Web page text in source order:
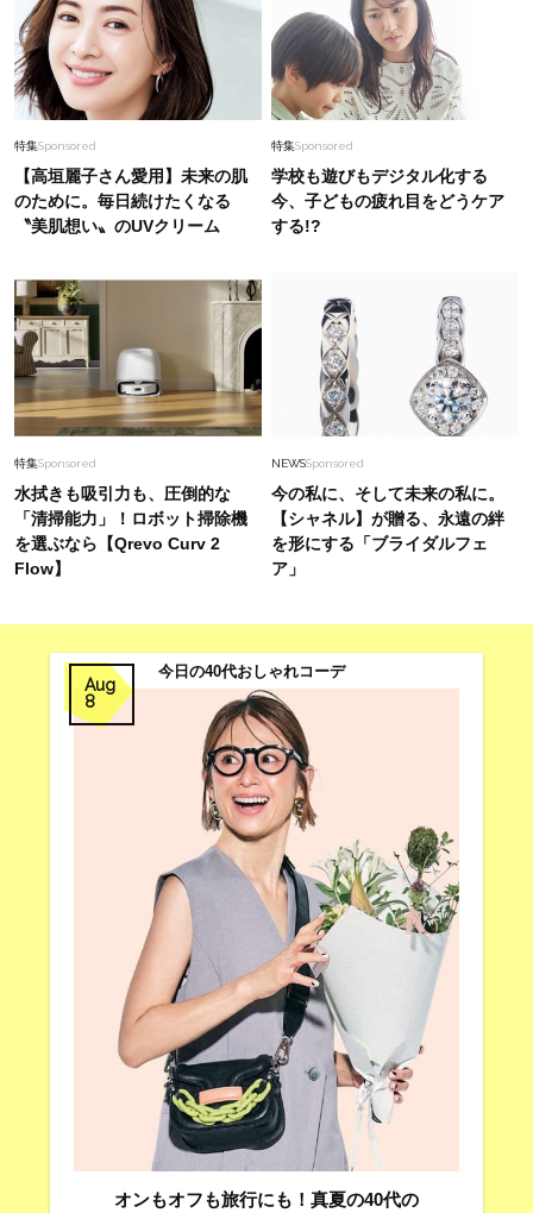
特集Sponsored
【高垣麗子さん愛用】未来の肌
のために。毎日続けたくなる
〝美肌想い〟のUVクリーム
特集Sponsored
学校も遊びもデジタル化する
今、子どもの疲れ目をどうケア
する!?
特集Sponsored
水拭きも吸引力も、圧倒的な
「清掃能力」！ロボット掃除機
を選ぶなら【Qrevo Curv 2
Flow】
NEWSSponsored
今の私に、そして未来の私に。
【シャネル】が贈る、永遠の絆
を形にする「ブライダルフェ
ア」
Aug
8
今日の40代おしゃれコーデ
オンもオフも旅行にも！真夏の40代の